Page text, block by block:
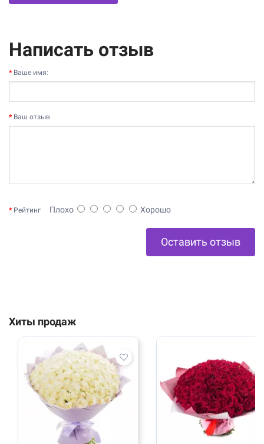
Написать отзыв
Ваше имя:
Ваш отзыв
Рейтинг Плохо Хорошо
Оставить отзыв
Хиты продаж